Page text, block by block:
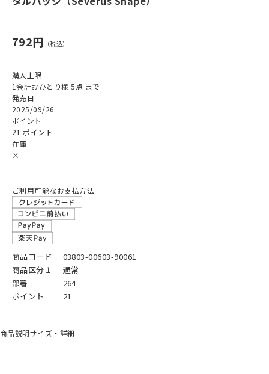
792円
購入上限
1会計おひとり様 5点 まで
発売日
2025/09/26
ポイント
21 ポイント
在庫
×
ご利用可能なお支払方法
商品コード
03803-00603-90061
商品区分１
通常
部署
264
ポイント
21
商品説明サイズ・詳細